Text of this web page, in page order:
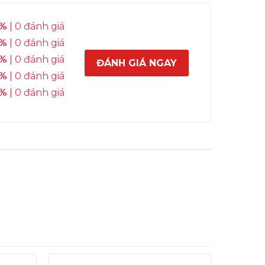
| 0 đánh giá
| 0 đánh giá
| 0 đánh giá
| 0 đánh giá
| 0 đánh giá
ĐÁNH GIÁ NGAY